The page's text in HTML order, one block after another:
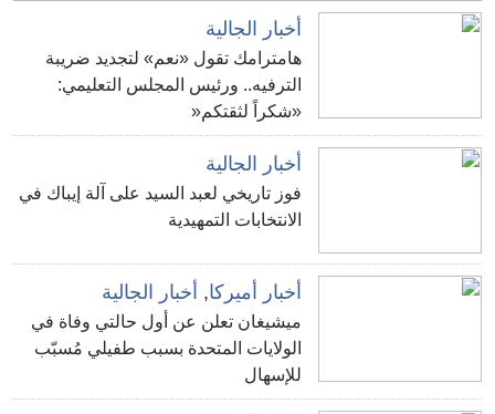
أخبار الجالية
هامترامك تقول «نعم» لتجديد ضريبة
الترفيه.. ورئيس المجلس التعليمي:
«شكراً لثقتكم«
أخبار الجالية
فوز تاريخي لعبد السيد على آلة إيباك في
الانتخابات التمهيدية
أخبار أميركا, أخبار الجالية
ميشيغان تعلن عن أول حالتي وفاة في
الولايات المتحدة بسبب طفيلي مُسبّب
للإسهال